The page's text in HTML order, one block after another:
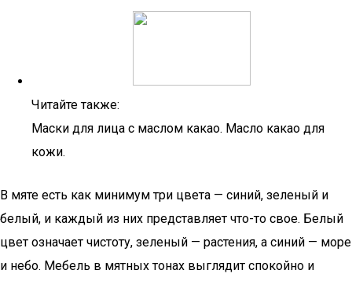
Читайте также:
Маски для лица с маслом какао. Масло какао для
кожи.
В мяте есть как минимум три цвета — синий, зеленый и
белый, и каждый из них представляет что-то свое. Белый
цвет означает чистоту, зеленый — растения, а синий — море
и небо. Мебель в мятных тонах выглядит спокойно и